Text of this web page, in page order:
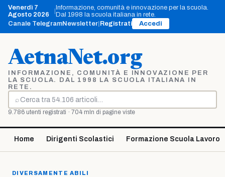
Vai
contenuto
Venerdì 7
Agosto 2026
Informazione, comunità e innovazione per la scuola.
Dal 1998 la scuola italiana in rete.
Canale TelegramNewsletter Registrati Accedi
AetnaNet.org
INFORMAZIONE, COMUNITÀ E INNOVAZIONE PER
LA SCUOLA. DAL 1998 LA SCUOLA ITALIANA IN
RETE.
⌕
Cerca
9.786 utenti registrati · 704 mln di pagine viste
Home Dirigenti Scolastici Formazione Scuola Lavoro
DIVERSAMENTE ABILI